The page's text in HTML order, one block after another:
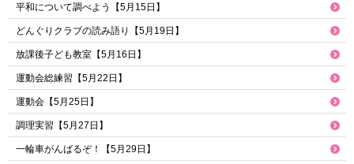
平和について調べよう【5月15日】
どんぐりクラブの読み語り【5月19日】
放課後子ども教室【5月16日】
運動会総練習【5月22日】
運動会【5月25日】
調理実習【5月27日】
一輪車がんばるぞ！【5月29日】